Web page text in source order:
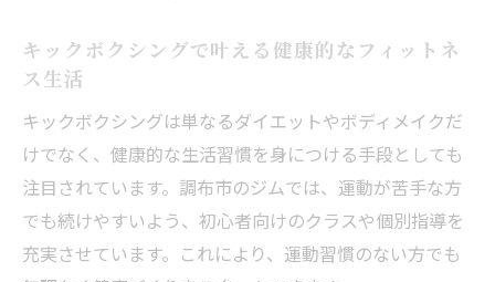
キックボクシングで叶える健康的なフィットネ
ス生活
キックボクシングは単なるダイエットやボディメイクだ
けでなく、健康的な生活習慣を身につける手段としても
注目されています。調布市のジムでは、運動が苦手な方
でも続けやすいよう、初心者向けのクラスや個別指導を
充実させています。これにより、運動習慣のない方でも